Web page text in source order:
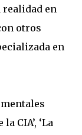
en
otros
en
CIA’, ‘La